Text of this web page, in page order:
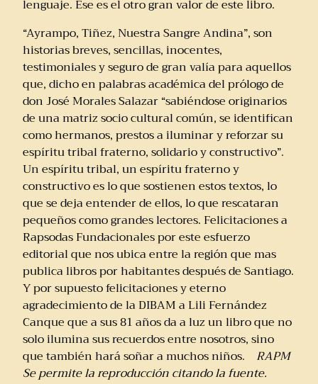
lenguaje. Ese es el otro gran valor de este libro.
“Ayrampo, Tiñez, Nuestra Sangre Andina”, son
historias breves, sencillas, inocentes,
testimoniales y seguro de gran valía para aquellos
que, dicho en palabras académica del prólogo de
don José Morales Salazar “sabiéndose originarios
de una matriz socio cultural común, se identifican
como hermanos, prestos a iluminar y reforzar su
espíritu tribal fraterno, solidario y constructivo”.
Un espíritu tribal, un espíritu fraterno y
constructivo es lo que sostienen estos textos, lo
que se deja entender de ellos, lo que rescataran
pequeños como grandes lectores. Felicitaciones a
Rapsodas Fundacionales por este esfuerzo
editorial que nos ubica entre la región que mas
publica libros por habitantes después de Santiago.
Y por supuesto felicitaciones y eterno
agradecimiento de la DIBAM a Lili Fernández
Canque que a sus 81 años da a luz un libro que no
solo ilumina sus recuerdos entre nosotros, sino
que también hará soñar a muchos niños. RAPM
Se permite la reproducción citando la fuente.